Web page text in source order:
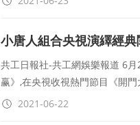
小唐人組合央視演繹經典
共工日報社-共工網娛樂報道 6
赢》,在央視收視熱門節目《開
2021-06-22